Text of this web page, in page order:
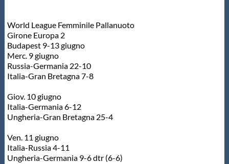
World League Femminile Pallanuoto
Girone Europa 2
Budapest 9-13 giugno
Merc. 9 giugno
Russia-Germania 22-10
Italia-Gran Bretagna 7-8
Giov. 10 giugno
Italia-Germania 6-12
Ungheria-Gran Bretagna 25-4
Ven. 11 giugno
Italia-Russia 4-11
Ungheria-Germania 9-6 dtr (6-6)